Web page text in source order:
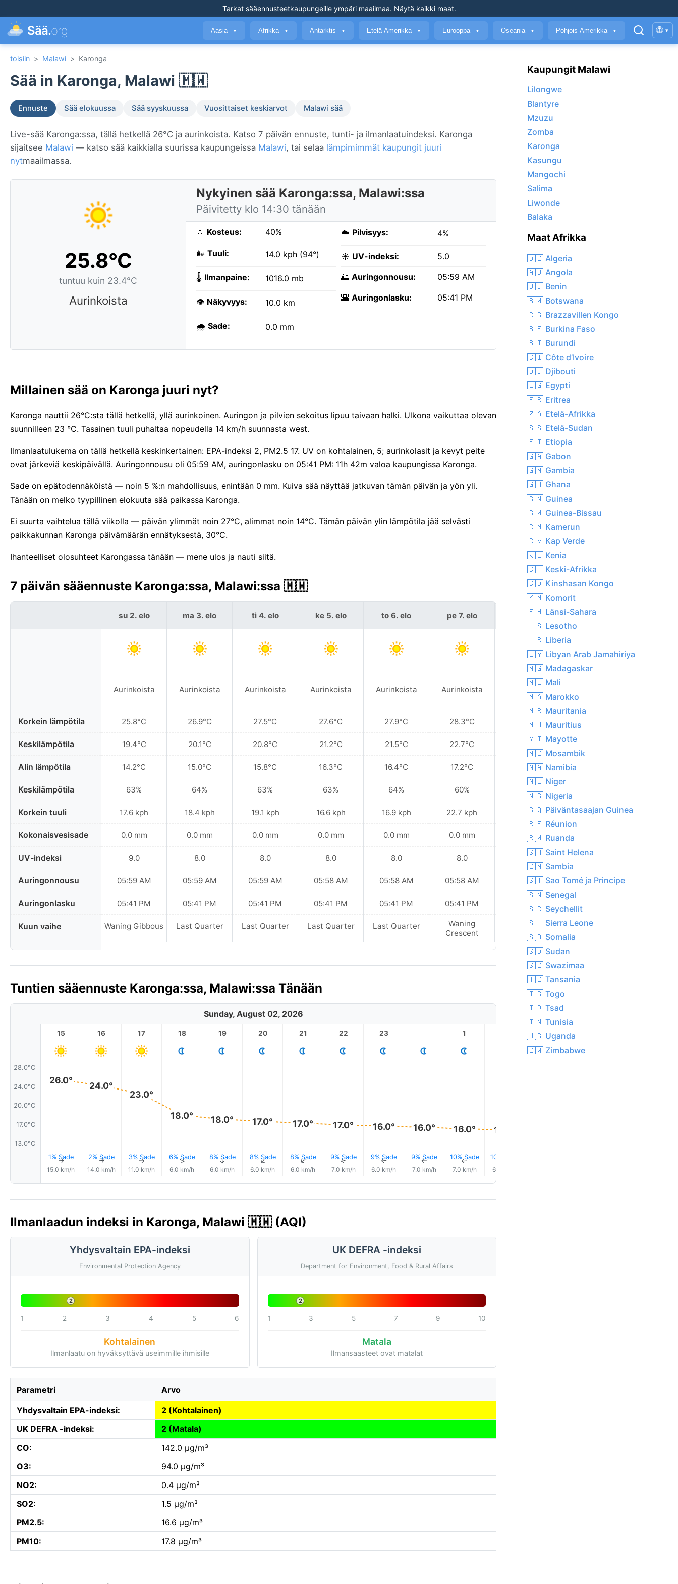
Tarkat sääennusteetkaupungeille ympäri maailmaa. Näytä kaikki maat.
Sää.org Aasia ▼ Afrikka ▼ Antarktis ▼ Etelä-Amerikka ▼ Eurooppa ▼ Oseania ▼ Pohjois-Amerikka ▼ 🌐 ▾
toisiin > Malawi > Karonga
Sää in Karonga, Malawi 🇲🇼
Ennuste Sää elokuussa Sää syyskuussa Vuosittaiset keskiarvot Malawi sää
Live-sää Karonga:ssa, tällä hetkellä 26°C ja aurinkoista. Katso 7 päivän ennuste, tunti- ja ilmanlaatuindeksi. Karonga
sijaitsee Malawi — katso sää kaikkialla suurissa kaupungeissa Malawi, tai selaa lämpimimmät kaupungit juuri
nytmaailmassa.
25.8°C
tuntuu kuin 23.4°C
Aurinkoista
Nykyinen sää Karonga:ssa, Malawi:ssa
Päivitetty klo 14:30 tänään
💧 Kosteus: 40%
🌬️ Tuuli: 14.0 kph (94°)
🌡️ Ilmanpaine: 1016.0 mb
👁️ Näkyvyys: 10.0 km
🌧️ Sade: 0.0 mm
☁️ Pilvisyys: 4%
☀️ UV-indeksi: 5.0
🌅 Auringonnousu: 05:59 AM
🌇 Auringonlasku: 05:41 PM
Millainen sää on Karonga juuri nyt?
Karonga nauttii 26°C:sta tällä hetkellä, yllä aurinkoinen. Auringon ja pilvien sekoitus lipuu taivaan halki. Ulkona vaikuttaa olevan
suunnilleen 23 °C. Tasainen tuuli puhaltaa nopeudella 14 km/h suunnasta west.
Ilmanlaatulukema on tällä hetkellä keskinkertainen: EPA-indeksi 2, PM2.5 17. UV on kohtalainen, 5; aurinkolasit ja kevyt peite
ovat järkeviä keskipäivällä. Auringonnousu oli 05:59 AM, auringonlasku on 05:41 PM: 11h 42m valoa kaupungissa Karonga.
Sade on epätodennäköistä — noin 5 %:n mahdollisuus, enintään 0 mm. Kuiva sää näyttää jatkuvan tämän päivän ja yön yli.
Tänään on melko tyypillinen elokuuta sää paikassa Karonga.
Ei suurta vaihtelua tällä viikolla — päivän ylimmät noin 27°C, alimmat noin 14°C. Tämän päivän ylin lämpötila jää selvästi
paikkakunnan Karonga päivämäärän ennätyksestä, 30°C.
Ihanteelliset olosuhteet Karongassa tänään — mene ulos ja nauti siitä.
7 päivän sääennuste Karonga:ssa, Malawi:ssa 🇲🇼
Korkein lämpötila
Keskilämpötila
Alin lämpötila
Keskilämpötila
Korkein tuuli
Kokonaisvesisade
UV-indeksi
Auringonnousu
Auringonlasku
Kuun vaihe
su 2. elo
Aurinkoista
25.8°C
19.4°C
14.2°C
63%
17.6 kph
0.0 mm
9.0
05:59 AM
05:41 PM
Waning Gibbous
ma 3. elo
Aurinkoista
26.9°C
20.1°C
15.0°C
64%
18.4 kph
0.0 mm
8.0
05:59 AM
05:41 PM
Last Quarter
ti 4. elo
Aurinkoista
27.5°C
20.8°C
15.8°C
63%
19.1 kph
0.0 mm
8.0
05:59 AM
05:41 PM
Last Quarter
ke 5. elo
Aurinkoista
27.6°C
21.2°C
16.3°C
63%
16.6 kph
0.0 mm
8.0
05:58 AM
05:41 PM
Last Quarter
to 6. elo
Aurinkoista
27.9°C
21.5°C
16.4°C
64%
16.9 kph
0.0 mm
8.0
05:58 AM
05:41 PM
Last Quarter
pe 7. elo
Aurinkoista
28.3°C
22.7°C
17.2°C
60%
22.7 kph
0.0 mm
8.0
05:58 AM
05:41 PM
Waning
Crescent
la 8. elo
27.8°C
22.7°C
17.5°C
59%
21.6 kph
0.0 mm
8.0
05:57 AM
05:41 PM
Waning
Crescent
Tuntien sääennuste Karonga:ssa, Malawi:ssa Tänään
Sunday, August 02, 2026
28.0°C
24.0°C
20.0°C
17.0°C
13.0°C
15
26.0°
1% Sade
↑
15.0 km/h
16
24.0°
2% Sade
↑
14.0 km/h
17
23.0°
3% Sade
↑
11.0 km/h
18
18.0°
6% Sade
↑
6.0 km/h
19
18.0°
8% Sade
↑
6.0 km/h
20
17.0°
8% Sade
↑
6.0 km/h
21
17.0°
8% Sade
↑
6.0 km/h
22
17.0°
9% Sade
↑
7.0 km/h
23
16.0°
9% Sade
↑
6.0 km/h
16.0°
9% Sade
↑
7.0 km/h
1
16.0°
10% Sade
↑
7.0 km/h
16.0°
10% Sade
6.0 km/h
3
Ilmanlaadun indeksi in Karonga, Malawi 🇲🇼 (AQI)
Yhdysvaltain EPA-indeksi
Environmental Protection Agency
2
1 2 3 4 5 6
Kohtalainen
Ilmanlaatu on hyväksyttävä useimmille ihmisille
UK DEFRA -indeksi
Department for Environment, Food & Rural Affairs
2
1 3 5 7 9 10
Matala
Ilmansaasteet ovat matalat
Parametri Arvo
Yhdysvaltain EPA-indeksi:
2 (Kohtalainen)
UK DEFRA -indeksi:
2 (Matala)
CO:
142.0 µg/m³
O3:
94.0 µg/m³
NO2:
0.4 µg/m³
SO2:
1.5 µg/m³
PM2.5:
16.6 µg/m³
PM10:
17.8 µg/m³
Kaupungit Malawi
Lilongwe
Blantyre
Mzuzu
Zomba
Karonga
Kasungu
Mangochi
Salima
Liwonde
Balaka
Maat Afrikka
🇩🇿 Algeria
🇦🇴 Angola
🇧🇯 Benin
🇧🇼 Botswana
🇨🇬 Brazzavillen Kongo
🇧🇫 Burkina Faso
🇧🇮 Burundi
🇨🇮 Côte d’Ivoire
🇩🇯 Djibouti
🇪🇬 Egypti
🇪🇷 Eritrea
🇿🇦 Etelä-Afrikka
🇸🇸 Etelä-Sudan
🇪🇹 Etiopia
🇬🇦 Gabon
🇬🇲 Gambia
🇬🇭 Ghana
🇬🇳 Guinea
🇬🇼 Guinea-Bissau
🇨🇲 Kamerun
🇨🇻 Kap Verde
🇰🇪 Kenia
🇨🇫 Keski-Afrikka
🇨🇩 Kinshasan Kongo
🇰🇲 Komorit
🇪🇭 Länsi-Sahara
🇱🇸 Lesotho
🇱🇷 Liberia
🇱🇾 Libyan Arab Jamahiriya
🇲🇬 Madagaskar
🇲🇱 Mali
🇲🇦 Marokko
🇲🇷 Mauritania
🇲🇺 Mauritius
🇾🇹 Mayotte
🇲🇿 Mosambik
🇳🇦 Namibia
🇳🇪 Niger
🇳🇬 Nigeria
🇬🇶 Päiväntasaajan Guinea
🇷🇪 Réunion
🇷🇼 Ruanda
🇸🇭 Saint Helena
🇿🇲 Sambia
🇸🇹 Sao Tomé ja Principe
🇸🇳 Senegal
🇸🇨 Seychellit
🇸🇱 Sierra Leone
🇸🇴 Somalia
🇸🇩 Sudan
🇸🇿 Swazimaa
🇹🇿 Tansania
🇹🇬 Togo
🇹🇩 Tsad
🇹🇳 Tunisia
🇺🇬 Uganda
🇿🇼 Zimbabwe